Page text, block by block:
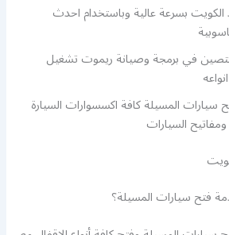
بسرعة عالية وباستخدام احدث
في برمجة وصيانة ريموت تشغيل
سيارات المسيلة كافة اكسسوارات السيارة
السيارات
سيارات المسيلة؟